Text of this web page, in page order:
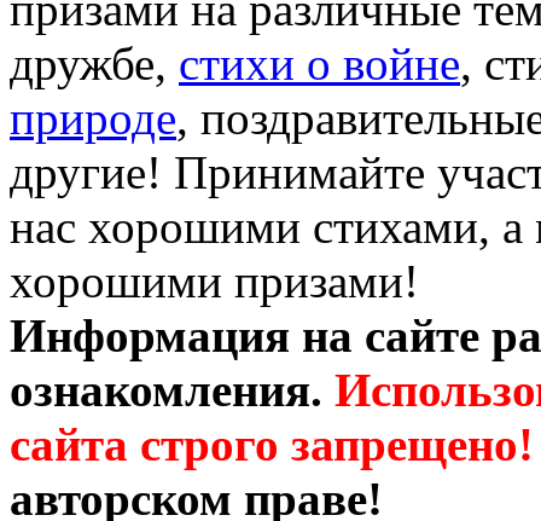
дружбе, стихи о войне,
природе,
другие! Принимайте
нас хорошими стихами, а
хорошими призами!
Информация на сайте
ознакомления.
сайта строго запрещено!
авторском праве!